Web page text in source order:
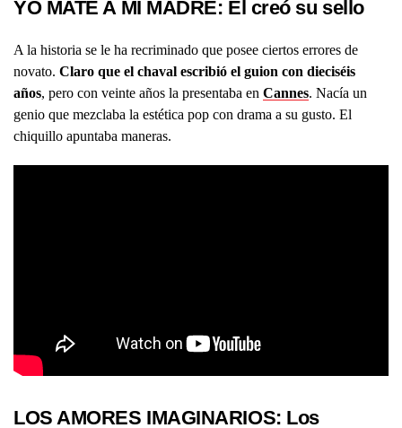
YO MATÉ A MI MADRE: Él creó su sello
A la historia se le ha recriminado que posee ciertos errores de
novato. Claro que el chaval escribió el guion con dieciséis
años, pero con veinte años la presentaba en Cannes. Nacía un
genio que mezclaba la estética pop con drama a su gusto. El
chiquillo apuntaba maneras.
LOS AMORES IMAGINARIOS: Los